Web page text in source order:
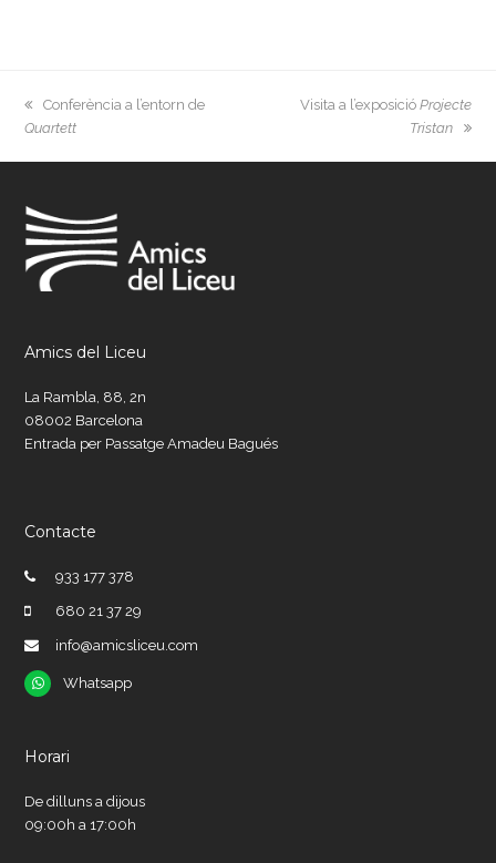
previous
post:
Conferència a l’entorn de
Quartett
next
Visita a l’exposició Projecte
Tristan
Amics del Liceu
La Rambla, 88, 2n
08002 Barcelona
Entrada per Passatge Amadeu Bagués
Contacte
933 177 378
680 21 37 29
info@amicsliceu.com
Whatsapp
Whatsapp
Horari
De dilluns a dijous
09:00h a 17:00h